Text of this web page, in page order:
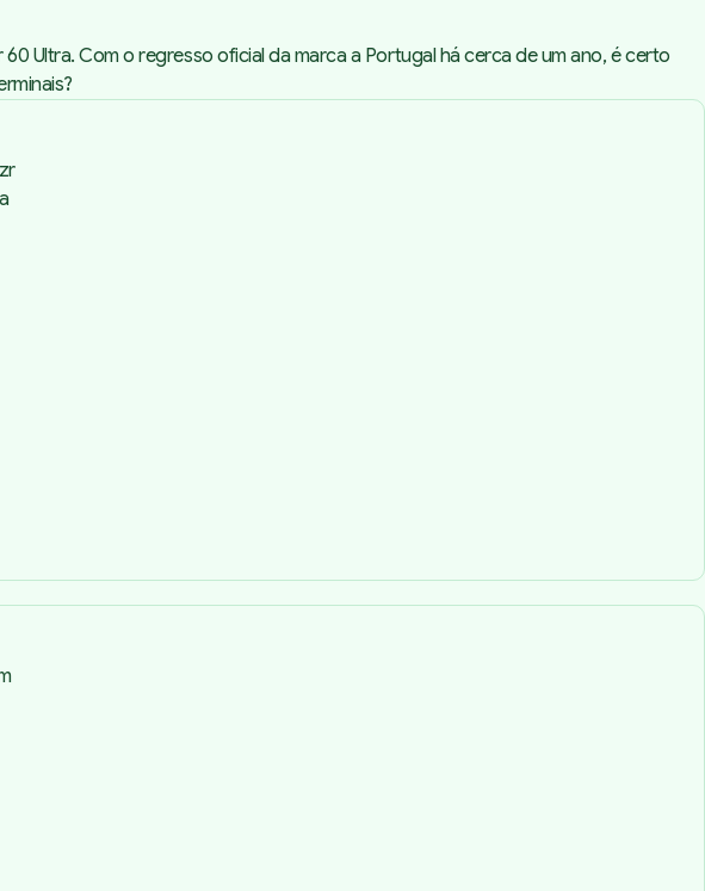
Ultra. Com o regresso oficial da marca a Portugal há cerca de um ano, é certo